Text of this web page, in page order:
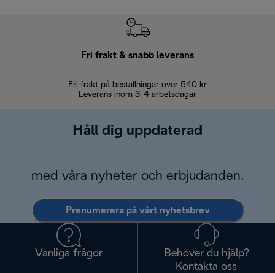
Fri frakt & snabb leverans
Fri frakt på beställningar över 540 kr
Leverans inom 3-4 arbetsdagar
Håll dig uppdaterad
med våra nyheter och erbjudanden.
Prenumerera på vårt nyhetsbrev
Vanliga frågor
Behöver du hjälp?
Kontakta oss